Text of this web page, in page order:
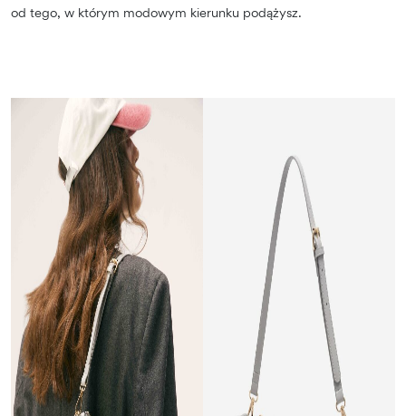
od tego, w którym modowym kierunku podążysz.